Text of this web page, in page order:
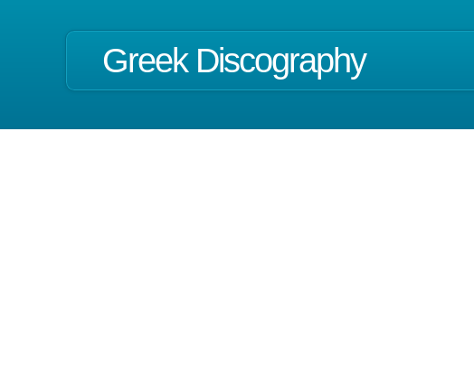
Greek Discography